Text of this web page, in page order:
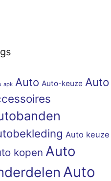
apk Auto Auto-keuze Auto
Auto keuze
kopen Auto
Auto